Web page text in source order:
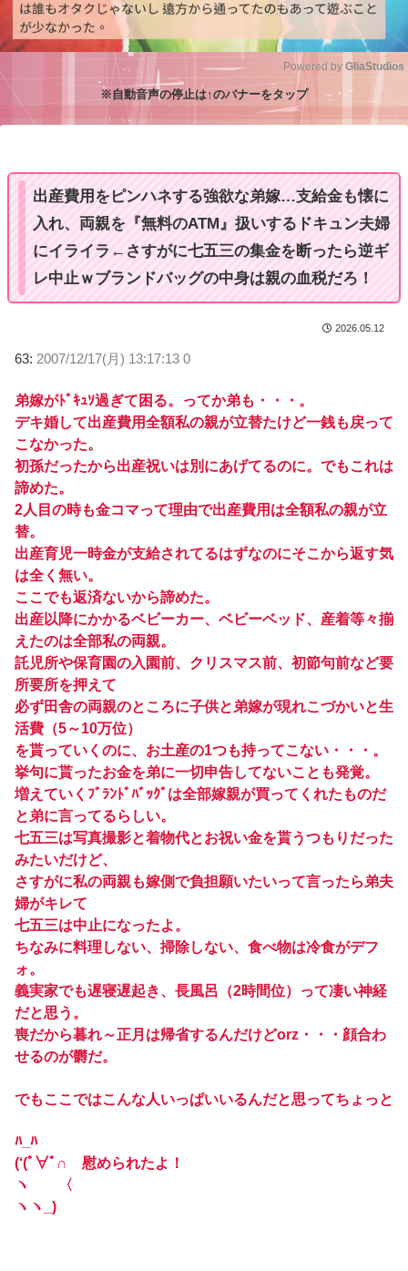
Powered by GliaStudios
※自動音声の停止は↑のバナーをタップ
出産費用をピンハネする強欲な弟嫁…支給金も懐に
入れ、両親を『無料のATM』扱いするドキュン夫婦
にイライラ←さすがに七五三の集金を断ったら逆ギ
レ中止ｗブランドバッグの中身は親の血税だろ！
2026.05.12
63: 2007/12/17(月) 13:17:13 0
弟嫁がﾄﾞｷｭｿ過ぎて困る。ってか弟も・・・。
デキ婚して出産費用全額私の親が立替たけど一銭も戻って
こなかった。
初孫だったから出産祝いは別にあげてるのに。でもこれは
諦めた。
2人目の時も金コマって理由で出産費用は全額私の親が立
替。
出産育児一時金が支給されてるはずなのにそこから返す気
は全く無い。
ここでも返済ないから諦めた。
出産以降にかかるベビーカー、ベビーベッド、産着等々揃
えたのは全部私の両親。
託児所や保育園の入園前、クリスマス前、初節句前など要
所要所を押えて
必ず田舎の両親のところに子供と弟嫁が現れこづかいと生
活費（5～10万位）
を貰っていくのに、お土産の1つも持ってこない・・・。
挙句に貰ったお金を弟に一切申告してないことも発覚。
増えていくﾌﾞﾗﾝﾄﾞﾊﾞｯｸﾞは全部嫁親が買ってくれたものだ
と弟に言ってるらしい。
七五三は写真撮影と着物代とお祝い金を貰うつもりだった
みたいだけど、
さすがに私の両親も嫁側で負担願いたいって言ったら弟夫
婦がキレて
七五三は中止になったよ。
ちなみに料理しない、掃除しない、食べ物は冷食がデフ
ォ。
義実家でも遅寝遅起き、長風呂（2時間位）って凄い神経
だと思う。
喪だから暮れ～正月は帰省するんだけどorz・・・顔合わ
せるのが欝だ。
でもここではこんな人いっぱいいるんだと思ってちょっと
ﾊ_ﾊ
(‘(ﾟ∀ﾟ∩ 慰められたよ！
ヽ 〈
ヽヽ_)